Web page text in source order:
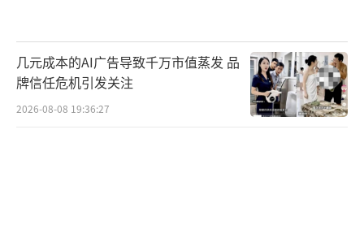
几元成本的AI广告导致千万市值蒸发 品
牌信任危机引发关注
2026-08-08 19:36:27